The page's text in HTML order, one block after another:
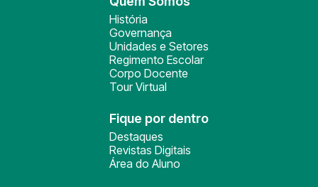
História
Governança
Unidades e Setores
Regimento Escolar
Corpo Docente
Tour Virtual
Fique por dentro
Destaques
Revistas Digitais
Área do Aluno